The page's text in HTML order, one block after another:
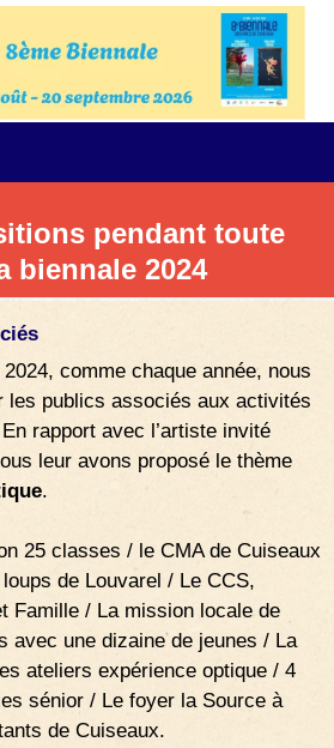
pendant toute
biennale 2024
comme chaque année, nous
les publics associés aux activités
rapport avec l’artiste invité
leur avons proposé le thème
.
25 classes / le CMA de Cuiseaux
de Louvarel / Le CCS,
Famille / La mission locale de
avec une dizaine de jeunes / La
ateliers expérience optique / 4
sénior / Le foyer la Source à
de Cuiseaux.